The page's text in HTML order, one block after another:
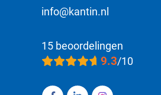
info@kantin.nl
15 beoordelingen
9.3/10